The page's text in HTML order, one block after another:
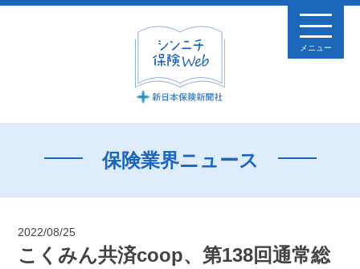
メニュー
保険業界ニュース
2022/08/25
こくみん共済coop、第138回通常総